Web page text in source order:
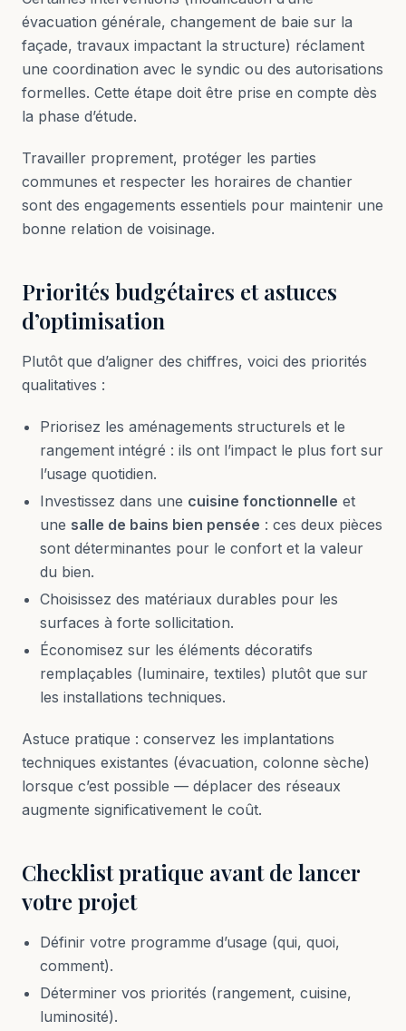
évacuation générale, changement de baie sur la
façade, travaux impactant la structure) réclament
une coordination avec le syndic ou des autorisations
formelles. Cette étape doit être prise en compte dès
la phase d’étude.
Travailler proprement, protéger les parties
communes et respecter les horaires de chantier
sont des engagements essentiels pour maintenir une
bonne relation de voisinage.
Priorités budgétaires et astuces
d’optimisation
Plutôt que d’aligner des chiffres, voici des priorités
qualitatives :
Priorisez les aménagements structurels et le
rangement intégré : ils ont l’impact le plus fort sur
l’usage quotidien.
Investissez dans une cuisine fonctionnelle et
une salle de bains bien pensée : ces deux pièces
sont déterminantes pour le confort et la valeur
du bien.
Choisissez des matériaux durables pour les
surfaces à forte sollicitation.
Économisez sur les éléments décoratifs
remplaçables (luminaire, textiles) plutôt que sur
les installations techniques.
Astuce pratique : conservez les implantations
techniques existantes (évacuation, colonne sèche)
lorsque c’est possible — déplacer des réseaux
augmente significativement le coût.
Checklist pratique avant de lancer
votre projet
Définir votre programme d’usage (qui, quoi,
comment).
Déterminer vos priorités (rangement, cuisine,
luminosité).